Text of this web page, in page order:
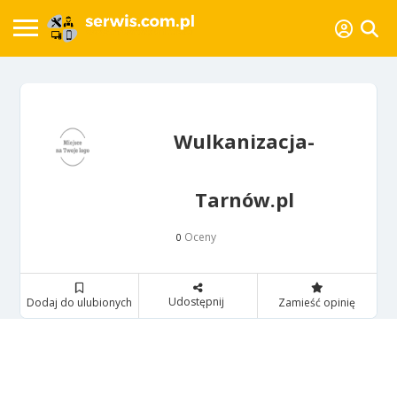
Wulkanizacja-
Tarnów.pl
0 Oceny
Dodaj do ulubionych Udostępnij Zamieść opinię